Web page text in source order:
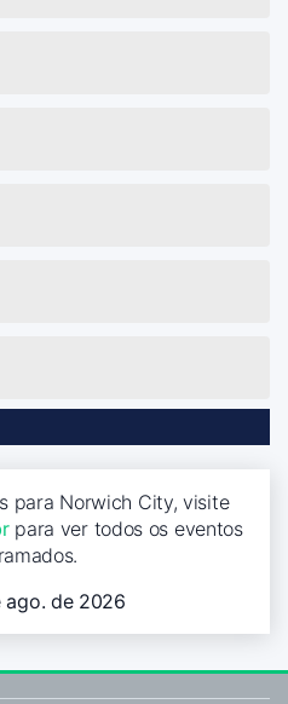
para Norwich City, visite
para ver todos os eventos
ago. de 2026